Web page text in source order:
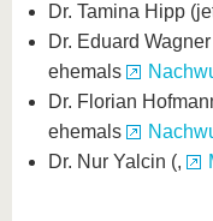
Dr. Tamina Hipp
Dr. Eduard
ehemals
Dr. Florian
ehemals
Dr. Nur Yalcin (,